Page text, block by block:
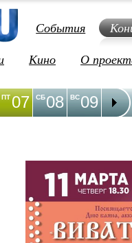
События
Кино О
07
ПТ 08
СБ 09
ВС 10
ПН